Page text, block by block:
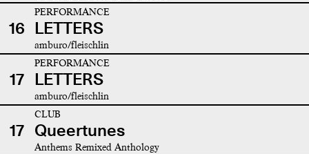
16
PERFORMANCE
LETTERS
amburo/fleischlin
17
PERFORMANCE
LETTERS
amburo/fleischlin
17
CLUB
Queertunes
Anthems Remixed Anthology